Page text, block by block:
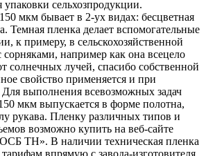
сельхозпродукции.
мкм бывает в 2-ух видах: бесцветная
Темная пленка делает вспомогательные
к примеру, в сельскохозяйственной
например как она всецело
солнечных лучей, спасибо собственной
свойство применяется и при
Для выполнения всевозможных задач
мкм выпускается в форме полотна,
рукава. Пленку различных типов и
возможно купить на веб-сайте
ТН». В наличии техническая пленка
впрямую с завода-изготовителя,